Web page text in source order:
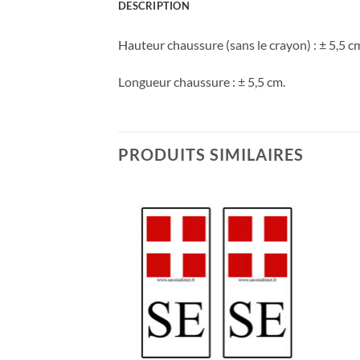
DESCRIPTION
Hauteur chaussure (sans le crayon) : ± 5,5
Longueur chaussure : ± 5,5 cm.
PRODUITS SIMILAIRES